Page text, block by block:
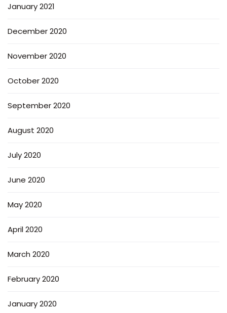
January 2021
December 2020
November 2020
October 2020
September 2020
August 2020
July 2020
June 2020
May 2020
April 2020
March 2020
February 2020
January 2020